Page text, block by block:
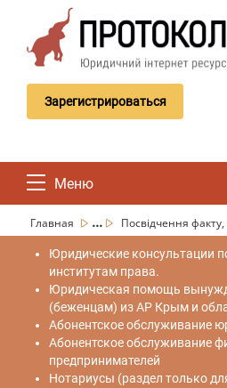
Зарегистрироваться
Меню
Главная ... Посвідчення
Юридические консультации
институтам права.
Юридическая помощь
(беженцам) из АР Крым и
Абонентское обслуживание
Абонентское обслуживание
предпринимателей
Нотариусы (раздел только